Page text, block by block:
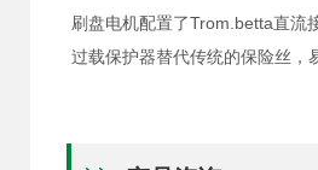
刷盘电机配置了Trom.betta直流
过载保护器替代传统的保险丝，